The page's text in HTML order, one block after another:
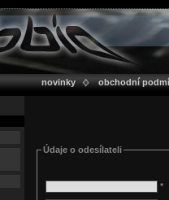
novinky obchodní
Údaje o odesílateli
*